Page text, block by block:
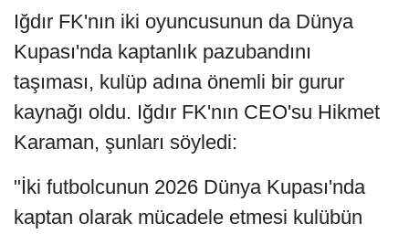
Iğdır FK'nın iki oyuncusunun da Dünya
Kupası'nda kaptanlık pazubandını
taşıması, kulüp adına önemli bir gurur
kaynağı oldu. Iğdır FK'nın CEO'su Hikmet
Karaman, şunları söyledi:
"İki futbolcunun 2026 Dünya Kupası'nda
kaptan olarak mücadele etmesi kulübün